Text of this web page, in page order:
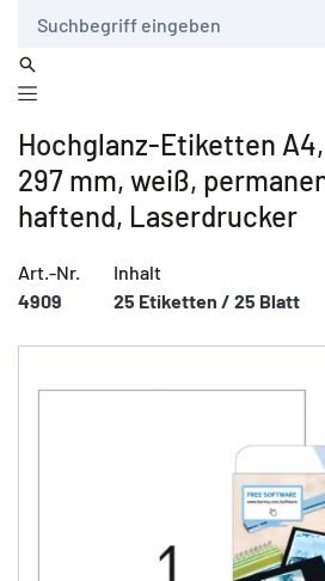
Hochglanz-Etiketten A4,
297 mm, weiß,
haftend, Laserdrucker
Art.-Nr.
4909
Inhalt
25 Etiketten / 25 Blatt